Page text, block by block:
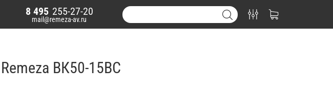
8 495 255-27-20
mail@remeza-av.ru
ВК50-15ВС